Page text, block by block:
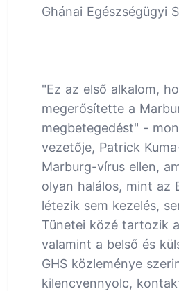
Ghánai Egészségügyi
"Ez az első alkalom,
megerősítette a
megbetegedést" -
vezetője, Patrick
Marburg-vírus ellen,
olyan halálos, mint az
létezik sem kezelés,
Tünetei közé tartozik
valamint a belső és
GHS közleménye
kilencvennyolc,